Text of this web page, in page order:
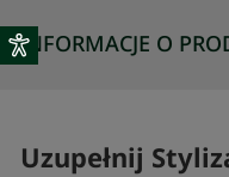
INFORMACJE O
Uzupełnij